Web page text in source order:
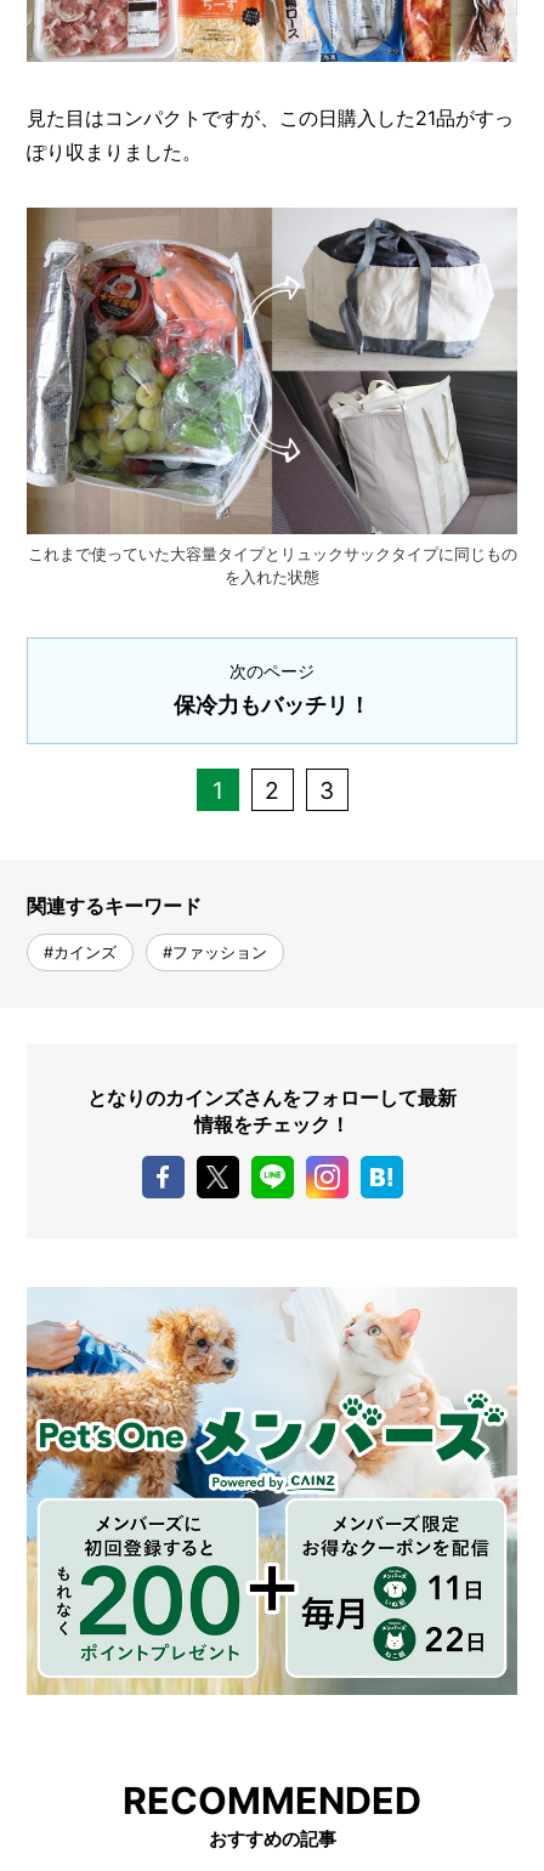
見た目はコンパクトですが、この日購入した21品がすっ
ぽり収まりました。
これまで使っていた大容量タイプとリュックサックタイプに同じもの
を入れた状態
次のページ
保冷力もバッチリ！
1 2 3
関連するキーワード
#カインズ #ファッション
となりのカインズさんをフォローして最新
情報をチェック！
RECOMMENDED
おすすめの記事